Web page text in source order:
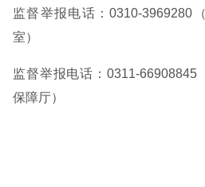
监督举报电话：0310-3969280
室）
监督举报电话：0311-66908845
保障厅）